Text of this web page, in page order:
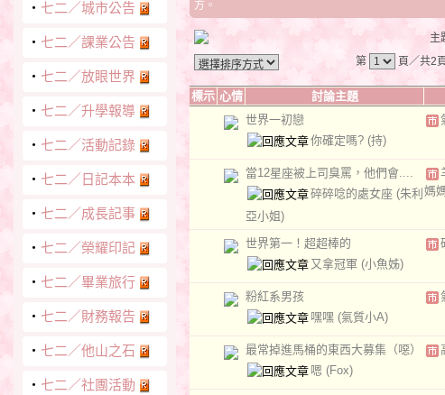
‧ 七二／城市公告
‧ 七二／課業公告
‧ 七二／放眼世界
‧ 七二／升學報導
‧ 七二／活動記錄
‧ 七二／日記本本
‧ 七二／成長記事
‧ 七二／榮耀印記
‧ 七二／畢業旅行
‧ 七二／財務報告
‧ 七二／他山之石
‧ 七二／社團活動
方。
主
第
頁／共2
標示 心情 討論主題
世界一初戀
你確定嗎? (持)
碎碎唸的處女座 (朱利
亞小姐)
媽
世界第一！超超棒的
又拿冠軍 (小魚姊)
粉紅系男孩
嘿嘿 (氣質小A)
最常掉進馬桶的東西大募集（噁）
嗯 (Fox)